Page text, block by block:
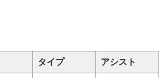
タイプ アシスト